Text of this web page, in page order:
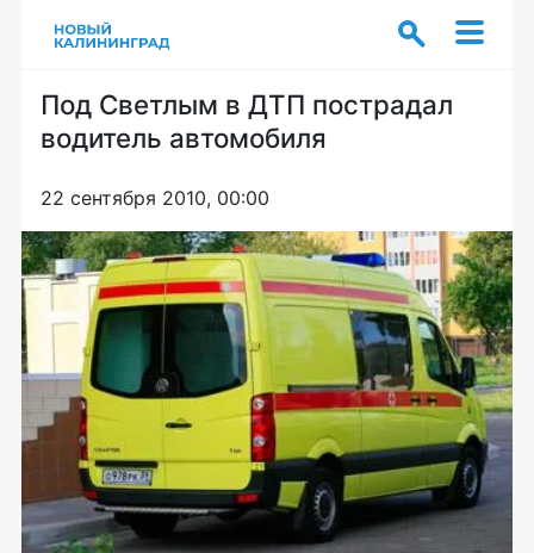
Под Светлым в ДТП пострадал
водитель автомобиля
22 сентября 2010, 00:00